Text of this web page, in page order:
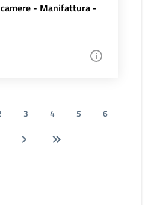
- Manifattura -
3 4 5
6